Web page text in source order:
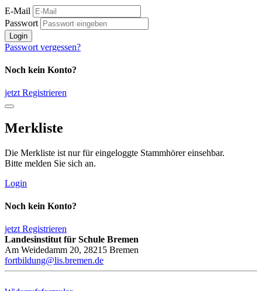
E-Mail
Passwort
Login
Passwort vergessen?
Noch kein Konto?
jetzt Registrieren
Merkliste
Die Merkliste ist nur für eingeloggte Stammhörer einsehbar.
Bitte melden Sie sich an.
Login
Noch kein Konto?
jetzt Registrieren
Landesinstitut für Schule Bremen
Am Weidedamm 20, 28215 Bremen
fortbildung@lis.bremen.de